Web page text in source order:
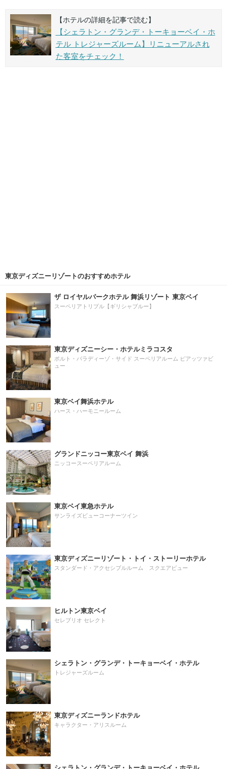
【ホテルの詳細を記事で読む】
【シェラトン・グランデ・トーキョーベイ・ホ
テル トレジャーズルーム】リニューアルされ
た客室をチェック！
東京ディズニーリゾートのおすすめホテル
ザ ロイヤルパークホテル 舞浜リゾート 東京ベイ
スーペリアトリプル【ギリシャブルー】
東京ディズニーシー・ホテルミラコスタ
ポルト・パラディーゾ・サイド スーペリアルーム ピアッツァビ
ュー
東京ベイ舞浜ホテル
ハース・ハーモニールーム
グランドニッコー東京ベイ 舞浜
ニッコースーペリアルーム
東京ベイ東急ホテル
サンライズビューコーナーツイン
東京ディズニーリゾート・トイ・ストーリーホテル
スタンダード・アクセシブルルーム スクエアビュー
ヒルトン東京ベイ
セレブリオ セレクト
シェラトン・グランデ・トーキョーベイ・ホテル
トレジャーズルーム
東京ディズニーランドホテル
キャラクター・アリスルーム